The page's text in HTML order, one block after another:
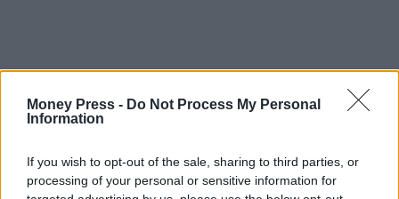
Money Press - Do Not Process My Personal
Information
If you wish to opt-out of the sale, sharing to third parties, or
processing of your personal or sensitive information for